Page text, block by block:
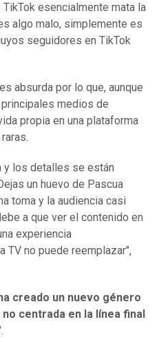
esencialmente mata la
algo malo, simplemente es
seguidores en TikTok
absurda por lo que, aunque
medios de
propia en una plataforma
y los detalles se están
un huevo de Pascua
toma y la audiencia casi
a que ver el contenido en
experiencia
TV no puede reemplazar",
creado un nuevo género
centrada en la línea final